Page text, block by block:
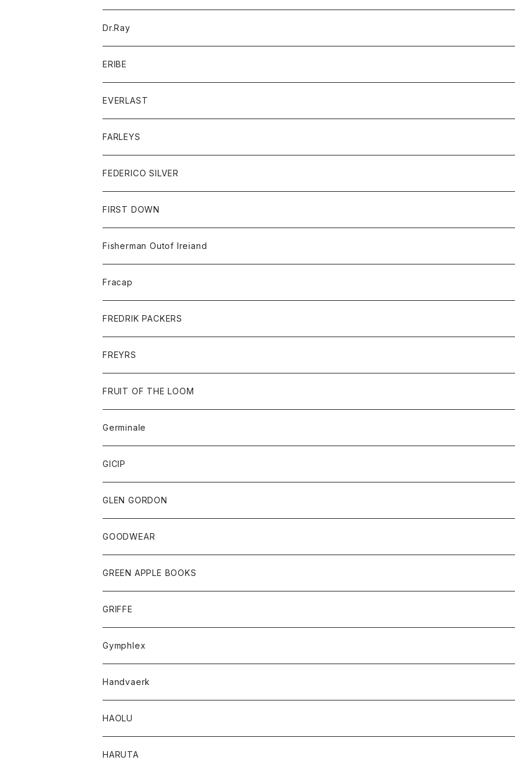
ジャケット
バッグ
キッズ
シャツ
Tシャツ
グッズ
帽子
トップス
シャツ
セーター
ボトム
ショートパンツ
パンツ
レディース
コート
ジャケット
Tシャツ
ボトム
Dr.Ray
ERIBE
ニット
EVERLAST
トップス
ジャケット
スエットシャツ
ボトム
スエットパンツ
グッズ
帽子
FARLEYS
FEDERICO SILVER
アクセサリー
FIRST DOWN
Fisherman Outof Ireiand
ニット
Fracap
グッズ
靴
FREDRIK PACKERS
アクセサリー
バッグ
FREYRS
サングラス
FRUIT OF THE LOOM
アウター
パーカー
グッズ
ネクタイ
チーフ
トップス
シャツ
タンクトップ
ボトム
ショートパンツ
スカート
レディース
スカート
Tシャツ
Germinale
靴
サンダル
GICIP
トップス
Tシャツ
GLEN GORDON
グッズ
手袋
GOODWEAR
トップス
Tシャツ
GREEN APPLE BOOKS
GRIFFE
Gymphlex
アウター
カーディガン
コート
トップス
シャツ
レディース
Handvaerk
トップス
Tシャツ
HAOLU
HARUTA